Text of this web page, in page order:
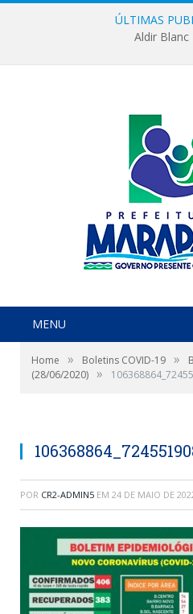
ÚLTIMAS
Aldir Blanc
MENU
Home » Boletins COVID-19 »
(28/06/2020) »
POR CR2-ADMIN5 EM 24 DE MAIO DE